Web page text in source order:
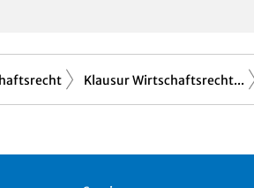
Klausur Wirtschaftsrecht...